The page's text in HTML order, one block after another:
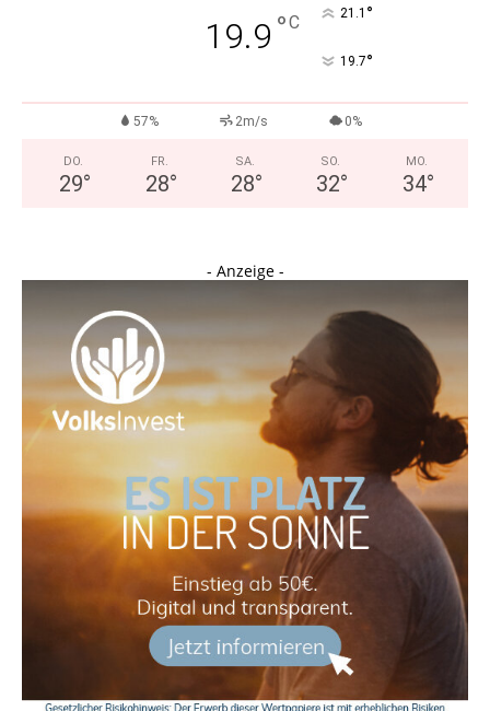
19.9 °C 21.1 °
19.7°
57% 2m/s 0%
DO.
29°
FR.
28°
SA.
28°
SO.
32°
MO.
34°
- Anzeige -